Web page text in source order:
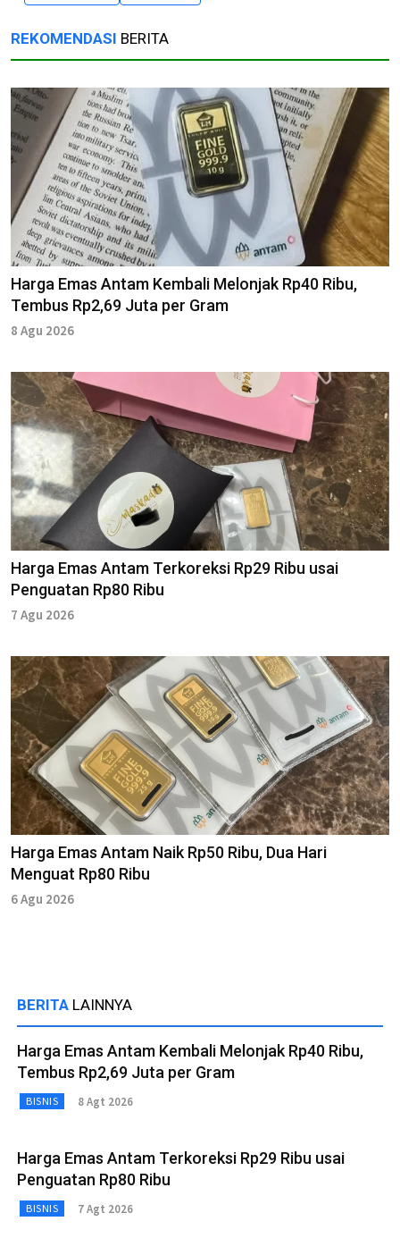
REKOMENDASI BERITA
Harga Emas Antam Kembali Melonjak Rp40 Ribu,
Tembus Rp2,69 Juta per Gram
8 Agu 2026
Harga Emas Antam Terkoreksi Rp29 Ribu usai
Penguatan Rp80 Ribu
7 Agu 2026
Harga Emas Antam Naik Rp50 Ribu, Dua Hari
Menguat Rp80 Ribu
6 Agu 2026
BERITA LAINNYA
Harga Emas Antam Kembali Melonjak Rp40 Ribu,
Tembus Rp2,69 Juta per Gram
BISNIS 8 Agt 2026
Harga Emas Antam Terkoreksi Rp29 Ribu usai
Penguatan Rp80 Ribu
BISNIS 7 Agt 2026